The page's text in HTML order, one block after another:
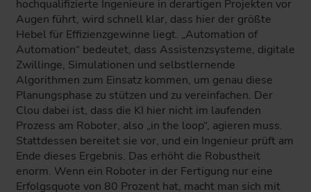
hochqualifizierte Ingenieure in derartigen Projekten vor
Augen führt, wird schnell klar, dass hier der größte
Hebel für Effizienzgewinne liegt. „Automation of
Automation“ bedeutet, dass Assistenzsysteme, digitale
Zwillinge, Simulationen und selbstlernende
Algorithmen zum Einsatz kommen, um genau diese
Planungsphase zu stützen und zu vereinfachen. Der
Clou dabei ist, dass die KI hier nicht im laufenden
Prozess am Roboter, also „in the loop“, agieren muss.
Stattdessen bereitet sie vor, und ein Ingenieur prüft am
Ende dieses Ergebnis. Das erhöht die Robustheit
enorm. Wenn ein Roboter in der Fertigung nur eine
Erfolgsquote von 80 Prozent hat, macht man sich mit